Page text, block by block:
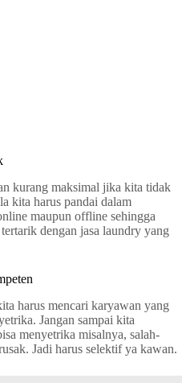
kurang maksimal jika kita tidak
kita harus pandai dalam
maupun offline sehingga
dengan jasa laundry yang
harus mencari karyawan yang
Jangan sampai kita
menyetrika misalnya, salah-
Jadi harus selektif ya kawan.